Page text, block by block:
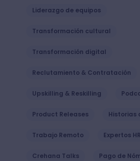
Liderazgo de equipos
Transformación cultural
Transformación digital
Reclutamiento & Contratación
Upskilling & Reskilling
Product Releases Historias
Trabajo Remoto Expertos HR
Crehana Talks Pago de